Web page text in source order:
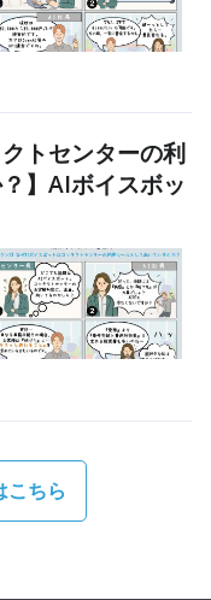
トセンターの利
】AIボイスボッ
こちら